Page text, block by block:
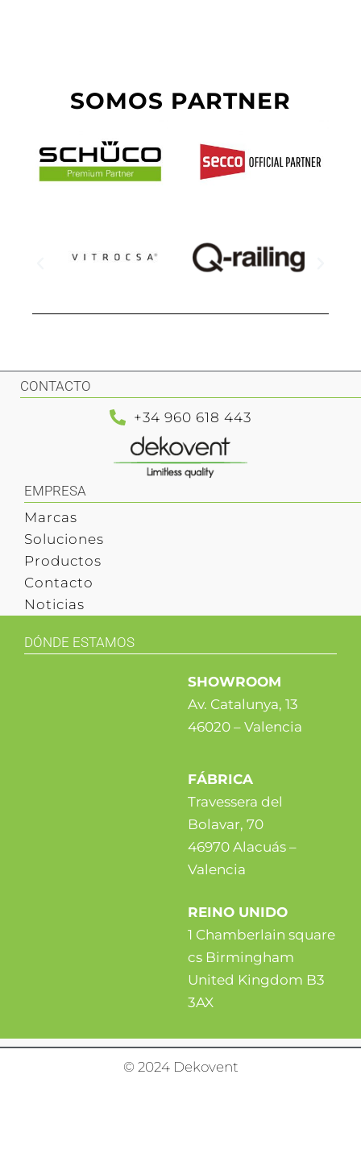
SOMOS PARTNER
CONTACTO
+34 960 618 443
EMPRESA
Marcas
Soluciones
Productos
Contacto
Noticias
DÓNDE ESTAMOS
SHOWROOM
Av. Catalunya, 13
46020 – Valencia
FÁBRICA
Travessera del
Bolavar, 70
46970 Alacuás –
Valencia
REINO UNIDO
1 Chamberlain square
cs Birmingham
United Kingdom B3
3AX
© 2024 Dekovent